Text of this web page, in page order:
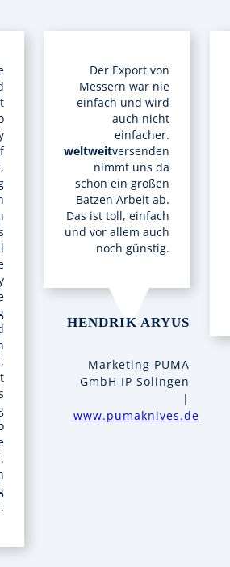
Der Export von
Messern war nie
einfach und wird
auch nicht
einfacher.
weltweitversenden
nimmt uns da
schon ein großen
Batzen Arbeit ab.
Das ist toll, einfach
und vor allem auch
noch günstig.
HENDRIK ARYUS
Marketing PUMA
GmbH IP Solingen
|
www.pumaknives.de